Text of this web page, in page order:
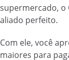
supermercado, o
aliado perfeito.
Com ele, você
maiores para